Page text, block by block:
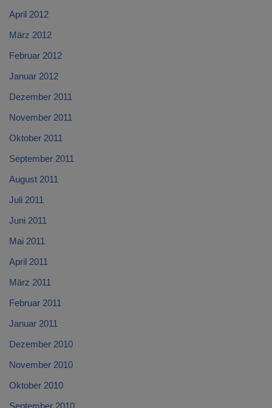
April 2012
März 2012
Februar 2012
Januar 2012
Dezember 2011
November 2011
Oktober 2011
September 2011
August 2011
Juli 2011
Juni 2011
Mai 2011
April 2011
März 2011
Februar 2011
Januar 2011
Dezember 2010
November 2010
Oktober 2010